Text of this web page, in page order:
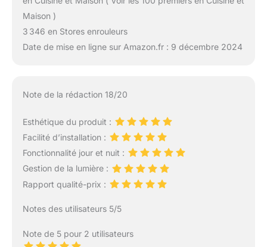
Maison )
3 346 en Stores enrouleurs
Date de mise en ligne sur Amazon.fr : 9 décembre 2024
Note de la rédaction 18/20
Esthétique du produit :
Facilité d’installation :
Fonctionnalité jour et nuit :
Gestion de la lumière :
Rapport qualité-prix :
Notes des utilisateurs 5/5
Note de 5 pour 2 utilisateurs